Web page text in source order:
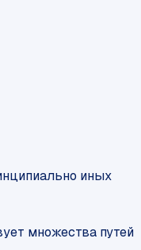
иных
множества путей